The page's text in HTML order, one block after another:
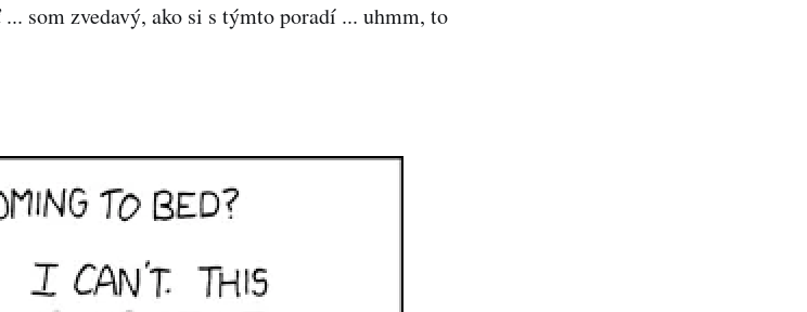
som zvedavý, ako si s týmto poradí ... uhmm, to